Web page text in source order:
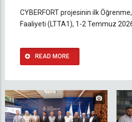
CYBERFORT projesinin ilk
Faaliyeti (LTTA1), 1-2 Temmuz
READ MORE